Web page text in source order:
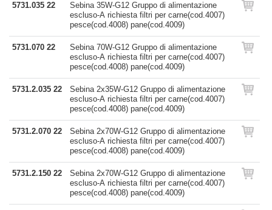
5731.035 22
Sebina 35W-G12 Gruppo di alimentazione
escluso-A richiesta filtri per carne(cod.4007)
pesce(cod.4008) pane(cod.4009)
5731.070 22
Sebina 70W-G12 Gruppo di alimentazione
escluso-A richiesta filtri per carne(cod.4007)
pesce(cod.4008) pane(cod.4009)
5731.2.035 22
Sebina 2x35W-G12 Gruppo di alimentazione
escluso-A richiesta filtri per carne(cod.4007)
pesce(cod.4008) pane(cod.4009)
5731.2.070 22
Sebina 2x70W-G12 Gruppo di alimentazione
escluso-A richiesta filtri per carne(cod.4007)
pesce(cod.4008) pane(cod.4009)
5731.2.150 22
Sebina 2x70W-G12 Gruppo di alimentazione
escluso-A richiesta filtri per carne(cod.4007)
pesce(cod.4008) pane(cod.4009)